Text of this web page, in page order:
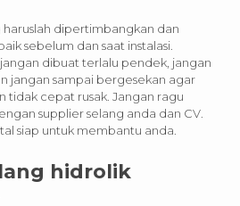
haruslah dipertimbangkan dan
sebelum dan saat instalasi.
dibuat terlalu pendek, jangan
jangan sampai bergesekan agar
tidak cepat rusak. Jangan ragu
supplier selang anda dan CV.
siap untuk membantu anda.
hidrolik